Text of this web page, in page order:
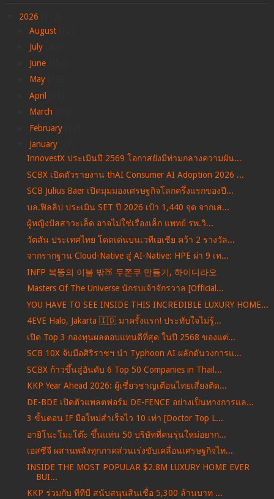
2026
August
July
June
May
April
March
February
January
InnovestX ประเมินปี 2569 โอกาสยังมีท่ามกลางความผัน...
SCBX เปิดตัวรายงาน thAI Consumer AI Adoption 2026 ...
SCB Julius Baer เปิดมุมมองเศรษฐกิจโลกครึ่งแรกของปี...
บล.ฟิลลิป ประเมิน SET ปี 2026 เป้า 1,440 จุด จากเส...
ผู้หญิงปัสสาวะเล็ด อาจไม่ใช่เรื่องเล็ก แพทย์ รพ.วิ...
วัตสัน ประเทศไทย โดดเด่นบนเวทีเอเชีย คว้า 2 รางวัล...
จากรากฐาน Cloud-Native สู่ AI-Native: HPE ผ่า 9 เท...
INFP 복뚱의 이불 밖🍑 두쫀쿠 만들기, 하이디라오
Masters Of The Universe นักรบเจ้าจักรวาล [Official...
YOU HAVE TO SEE INSIDE THIS INCREDIBLE LUXURY HOME...
4EVE Halo, Jakarta 🇮🇩 มาครั้งแรก! ประทับใจไม่รู้...
เปิด Top 3 กองทุนผลตอบแทนดีที่สุด ในปี 2568 ของแต่...
SCB 10X จับมือศิริราชฯ นำ Typhoon AI ผลักดันวงการแ...
SCBX ก้าวขึ้นสู่อันดับ 6 Top 50 Companies in Thail...
KKP Year Ahead 2026: ผู้เชี่ยวชาญเตือนไทยเสี่ยงติด...
DE-BDE เปิดตัวแพลตฟอร์ม DE-FENCE อย่างเป็นทางการแล...
3 ขั้นตอน IF มือใหม่สำเร็จไว 10 เท่า [Doctor Top L...
อายิโนะโมะโต๊ะ ขึ้นแท่น 50 บริษัทที่คนรุ่นใหม่อยาก...
เอสซีจี ผสานพลังทุกภาคส่วนเร่งขับเคลื่อนเศรษฐกิจไท...
INSIDE THE MOST POPULAR $2.8M LUXURY HOME EVER
BUI...
KKP ร่วมกับ ทีทีบี สนับสนุนสินเชื่อ 5,300 ล้านบาท ...